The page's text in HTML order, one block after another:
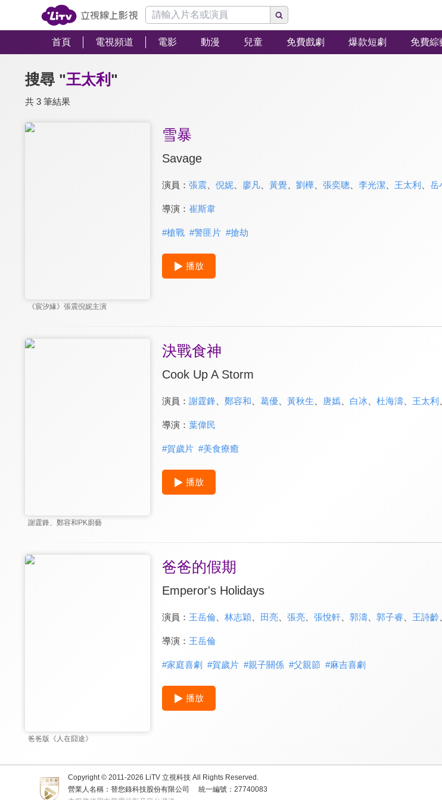
首頁 電視頻道 電影 動漫 兒童 免費戲劇 爆款短劇 免費綜
搜尋 "王太利 "
共 3 筆結果
《宸汐緣》張震倪妮主演
雪暴
Savage
演員： 張震 倪妮、 廖凡、 黃覺、 劉樺、 張奕聰 李光潔、 王太利 岳
導演： 崔斯韋
#槍戰 #警匪片 #搶劫
播放
謝霆鋒、鄭容和PK廚藝
決戰食神
Cook Up A Storm
演員： 謝霆鋒 鄭容和 葛優、 黃秋生 唐嫣、 白冰 杜海濤、 王太利
導演： 葉偉民
#賀歲片 #美食療癒
播放
爸爸版《人在囧途》
爸爸的假期
Emperor's Holidays
演員： 王岳倫、 林志穎 田亮、 張亮、 張悅軒、 郭濤、 郭子睿 王詩齡
導演： 王岳倫
#家庭喜劇 #賀歲片 #親子關係 #父親節 #麻吉喜劇
播放
Copyright © 2011-2026 LiTV 立視科技 All Rights Reserved.
營業人名稱：替您錄科技股份有限公司
統一編號：27740083